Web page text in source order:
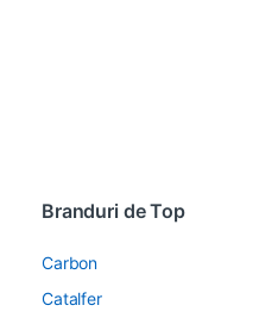
Branduri de Top
Carbon
Catalfer